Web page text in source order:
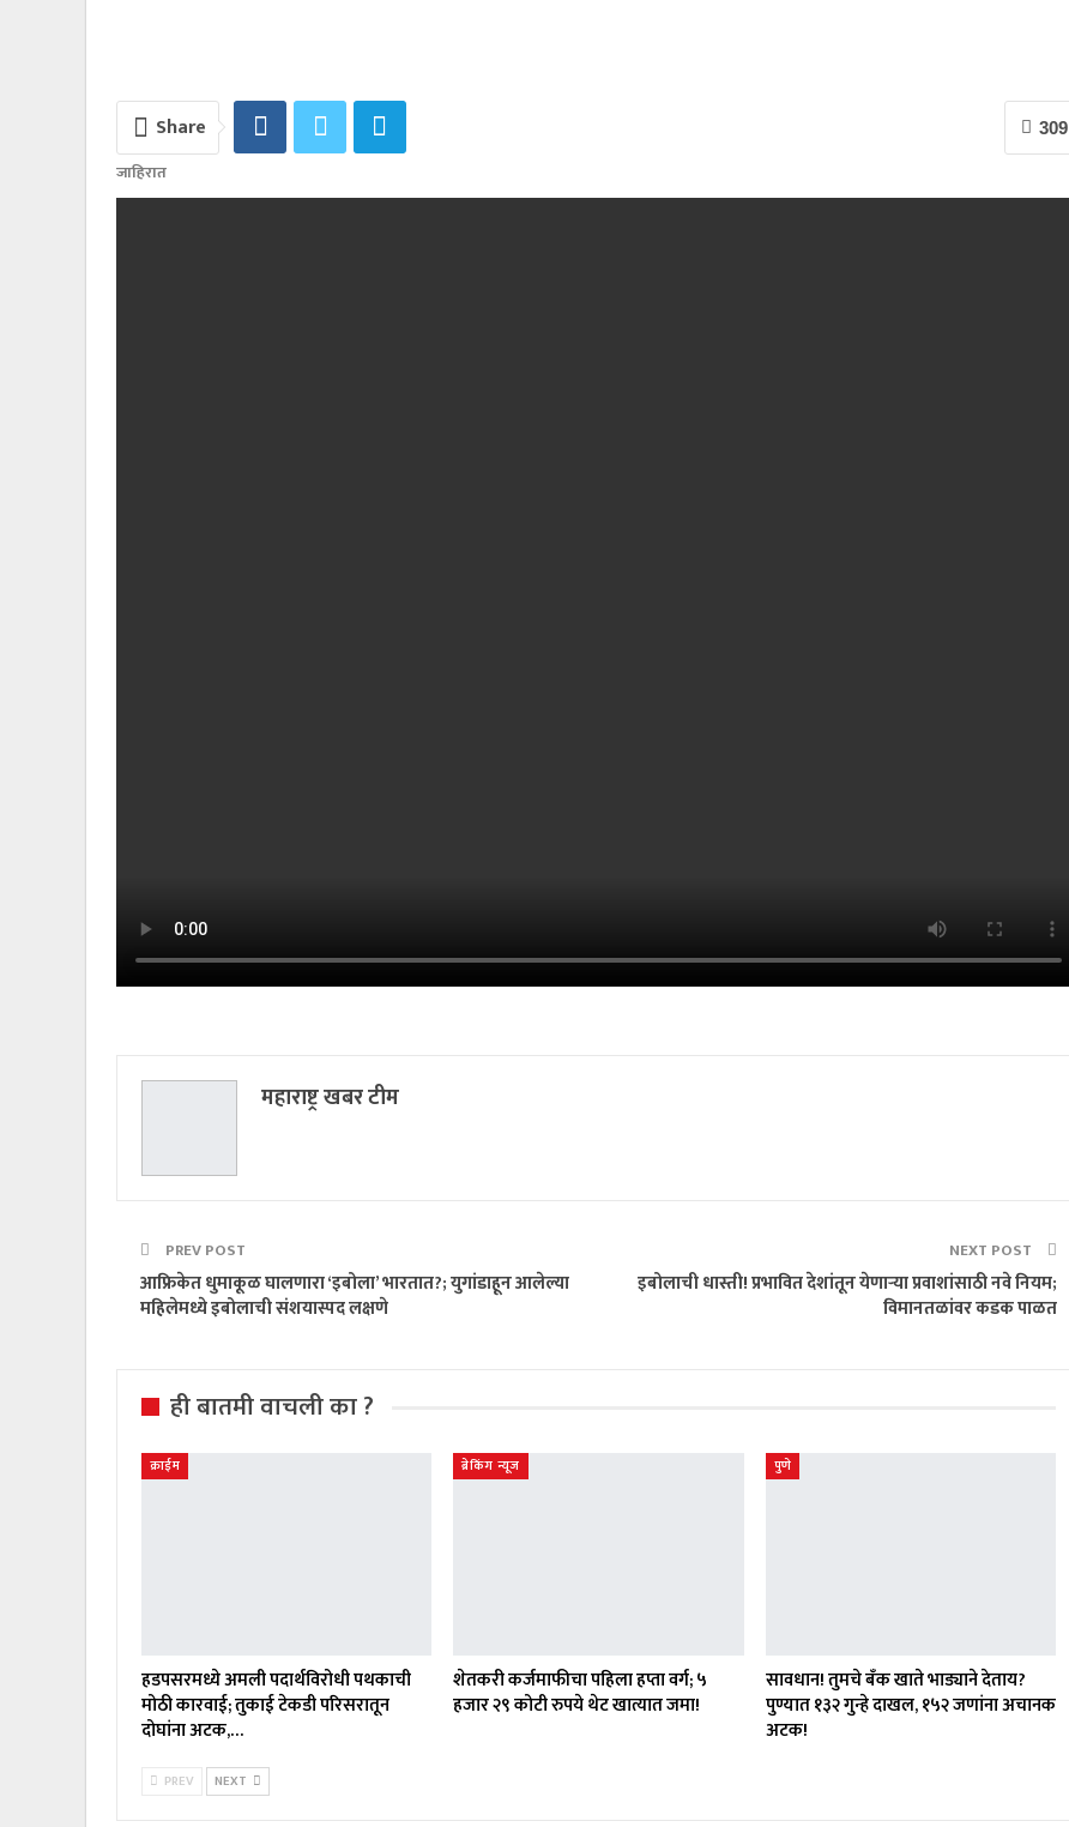
309
Share
जाहिरात
महाराष्ट्र खबर टीम
PREV POST
आफ्रिकेत धुमाकूळ घालणारा ‘इबोला’ भारतात?; युगांडाहून आलेल्या
महिलेमध्ये इबोलाची संशयास्पद लक्षणे
NEXT POST
इबोलाची धास्ती! प्रभावित देशांतून येणाऱ्या प्रवाशांसाठी नवे नियम;
विमानतळांवर कडक पाळत
ही बातमी वाचली का ?
क्राईम
हडपसरमध्ये अमली पदार्थविरोधी पथकाची
मोठी कारवाई; तुकाई टेकडी परिसरातून
दोघांना अटक,…
ब्रेकिंग न्यूज
शेतकरी कर्जमाफीचा पहिला हप्ता वर्ग; ५
हजार २९ कोटी रुपये थेट खात्यात जमा!
पुणे
सावधान! तुमचे बँक खाते भाड्याने देताय?
पुण्यात १३२ गुन्हे दाखल, १५२ जणांना अचानक
अटक!
PREV NEXT